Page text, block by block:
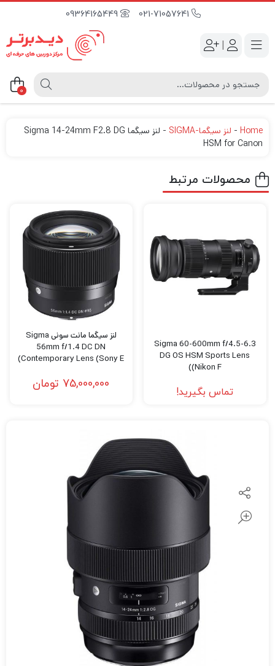
09364165449
|
0
Home
- لنز سیگما-SIGMA -
لنز سیگما Sigma 14-24mm F2.8 DG
HSM for Canon
محصولات مرتبط
Sigma 60-600mm f/4.5-6.3
DG OS HSM Sports Lens
(Nikon F)
تماس بگیرید!
لنز سیگما مانت سونی Sigma
56mm f/1.4 DC DN
Contemporary Lens (Sony E)
75,000,000 تومان